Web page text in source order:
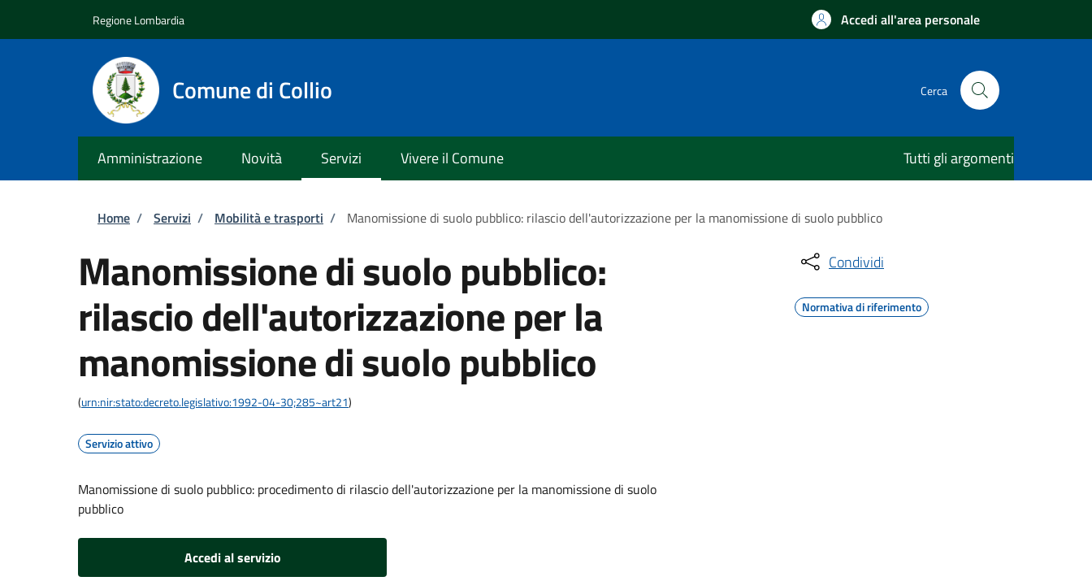
Regione Lombardia Accedi all'area personale
Comune di Collio Cerca
Amministrazione Novità Servizi Vivere il Comune Tutti gli argomenti
Briciole di pane
Home / Servizi / Mobilità e trasporti / Manomissione di suolo pubblico: rilascio dell'autorizzazione per la manomissione di suolo pubblico
Manomissione di suolo pubblico:
rilascio dell'autorizzazione per la
manomissione di suolo pubblico
(urn:nir:stato:decreto.legislativo:1992-04-30;285~art21)
Servizio attivo
Manomissione di suolo pubblico: procedimento di rilascio dell'autorizzazione per la manomissione di suolo
pubblico
Accedi al servizio
Condividi
Normativa di riferimento